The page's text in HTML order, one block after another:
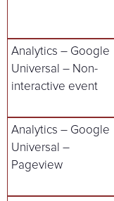
Analytics – Google
Universal – Non-
interactive event
Analytics – Google
Universal –
Pageview